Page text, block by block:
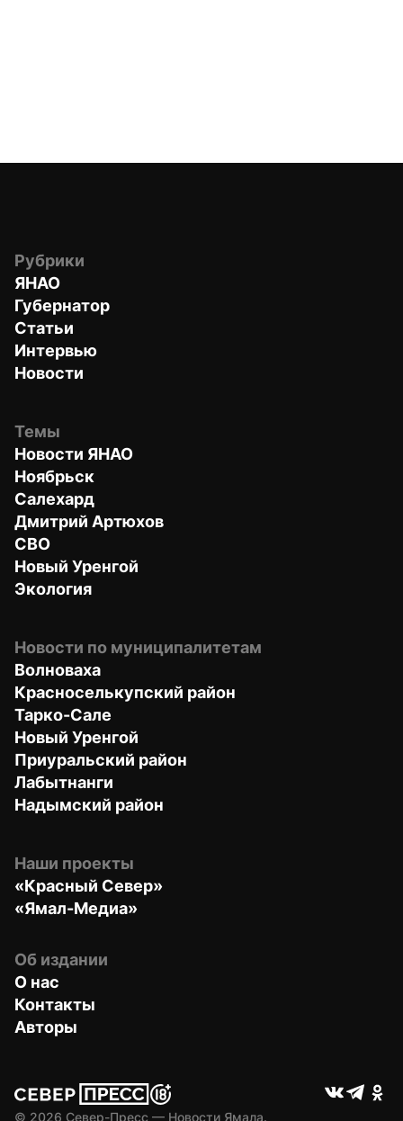
Рубрики
ЯНАО
Губернатор
Статьи
Интервью
Новости
Темы
Новости ЯНАО
Ноябрьск
Салехард
Дмитрий Артюхов
СВО
Новый Уренгой
Экология
Новости по муниципалитетам
Волноваха
Красноселькупский район
Тарко-Сале
Новый Уренгой
Приуральский район
Лабытнанги
Надымский район
Наши проекты
«Красный Север»
«Ямал-Медиа»
Об издании
О нас
Контакты
Авторы
© 2026 Север-Пресс — Новости Ямала.